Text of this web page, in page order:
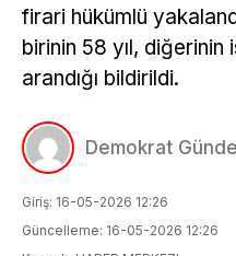
firari hükümlü
birinin 58 yıl, diğerinin
arandığı bildirildi.
Demokrat
Giriş: 16-05-2026 12:26
Güncelleme: 16-05-2026 12:26